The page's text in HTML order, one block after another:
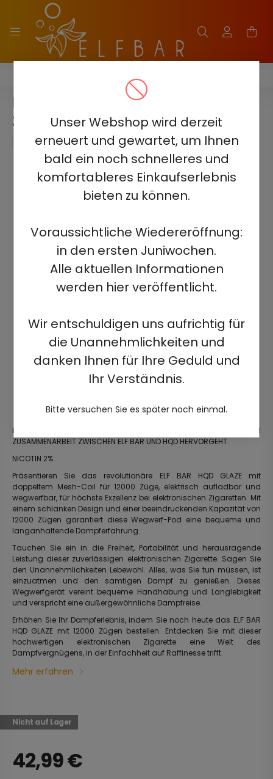
Unser Webshop wird derzeit
erneuert und gewartet, um Ihnen
bald ein noch schnelleres und
komfortableres Einkaufserlebnis
bieten zu können.
Voraussichtliche Wiedereröffnung:
in den ersten Juniwochen.
Alle aktuellen Informationen
werden hier veröffentlicht.
Wir entschuldigen uns aufrichtig für
die Unannehmlichkeiten und
danken Ihnen für Ihre Geduld und
Ihr Verständnis.
Bitte versuchen Sie es später noch einmal.
HQD GLAZE 12000 - 2%
HQD GLAZE 12000 - BLUEBERRY
2% - AUFLADBAR
ENTDECKEN SIE DAS EVOLUTIONÄRE PRODUKT, DAS AUS DER
ZUSAMMENARBEIT ZWISCHEN ELF BAR UND HQD HERVORGEHT.
NICOTIN 2%
Präsentieren Sie das revolutionäre ELF BAR HQD GLAZE mit
doppeltem Mesh-Coil für 12000 Züge, elektrisch aufladbar und
wegwerfbar, für höchste Exzellenz bei elektronischen Zigaretten. Mit
einem schlanken Design und einer beeindruckenden Kapazität von
12000 Zügen garantiert diese Wegwerf-Pod eine bequeme und
langanhaltende Dampferfahrung.
Tauchen Sie ein in die Freiheit, Portabilität und herausragende
Leistung dieser zuverlässigen elektronischen Zigarette. Sagen Sie
den Unannehmlichkeiten Lebewohl. Alles, was Sie tun müssen, ist
einzuatmen und den samtigen Dampf zu genießen. Dieses
Wegwerfgerät vereint bequeme Handhabung und Langlebigkeit
und verspricht eine außergewöhnliche Dampfreise.
Erhöhen Sie Ihr Dampferlebnis, indem Sie noch heute das ELF BAR
HQD GLAZE mit 12000 Zügen bestellen. Entdecken Sie mit dieser
hochwertigen elektronischen Zigarette eine Welt des
Dampfvergnügens, in der Einfachheit auf Raffinesse trifft.
Mehr erfahren
Nicht auf Lager
42,99€